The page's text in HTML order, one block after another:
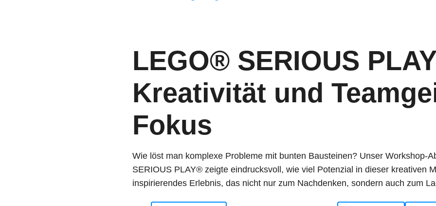
Unser Versprechen
Trainings
Wir
LEGO® SERIOUS
Kreativität und
Fokus
Wie löst man komplexe Probleme mit bunten Bausteinen? Unser Workshop-
SERIOUS PLAY® zeigte eindrucksvoll, wie viel Potenzial in dieser kreativen
inspirierendes Erlebnis, das nicht nur zum Nachdenken, sondern auch zum